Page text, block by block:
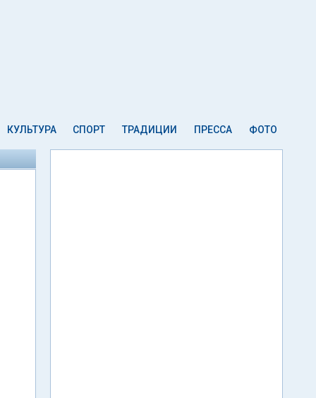
КУЛЬТУРА СПОРТ ТРАДИЦИИ ПРЕССА ФОТО